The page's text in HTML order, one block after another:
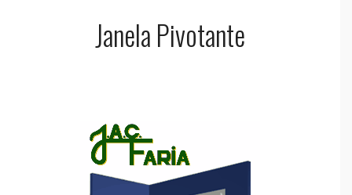
Janela Pivotante